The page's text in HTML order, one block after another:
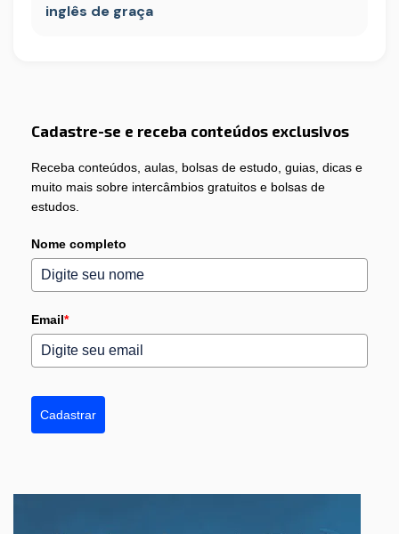
inglês de graça
Cadastre-se e receba conteúdos exclusivos
Receba conteúdos, aulas, bolsas de estudo, guias, dicas e
muito mais sobre intercâmbios gratuitos e bolsas de
estudos.
Nome completo
Email*
Cadastrar